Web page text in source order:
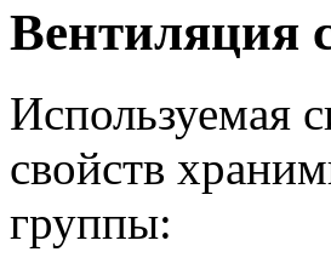
Вентиляция
Используемая
свойств
группы: